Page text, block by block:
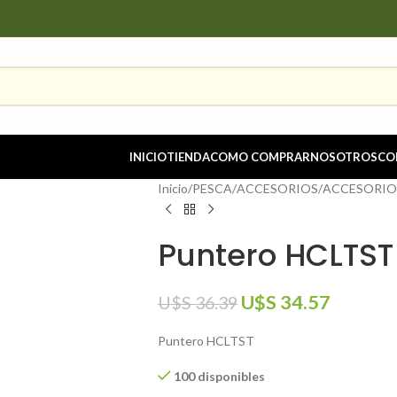
INICIOTIENDACOMO COMPRARNOSOTROS
Inicio/PESCA/ACCESORIOS/
Puntero
U$S36.39 U$S 34.57
Puntero HCLTST
100 disponibles